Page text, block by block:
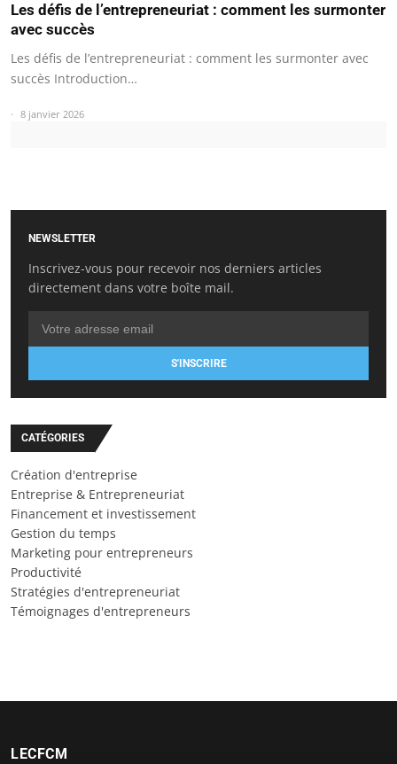
Les défis de l’entrepreneuriat : comment les surmonter
avec succès
Les défis de l’entrepreneuriat : comment les surmonter avec
succès Introduction…
8 janvier 2026
NEWSLETTER
Inscrivez-vous pour recevoir nos derniers articles
directement dans votre boîte mail.
S'INSCRIRE
CATÉGORIES
Création d'entreprise
Entreprise & Entrepreneuriat
Financement et investissement
Gestion du temps
Marketing pour entrepreneurs
Productivité
Stratégies d'entrepreneuriat
Témoignages d'entrepreneurs
LECFCM